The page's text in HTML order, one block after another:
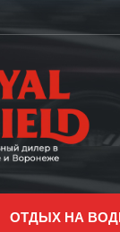
ОТДЫХ НА